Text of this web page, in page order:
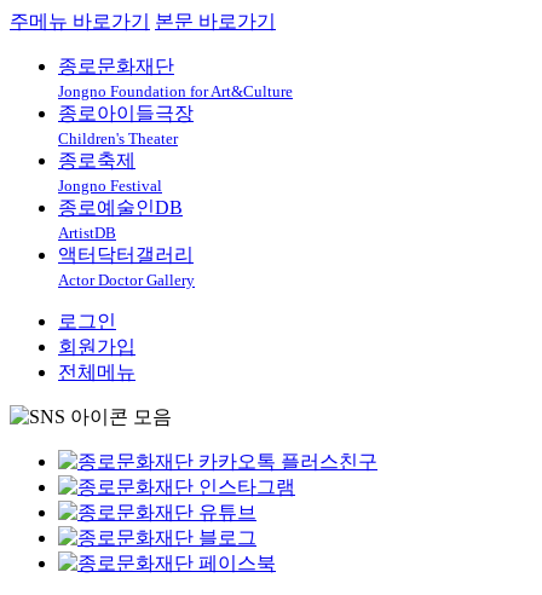
주메뉴 바로가기 본문 바로가기
종로문화재단
Jongno Foundation for Art&Culture
종로아이들극장
Children's Theater
종로축제
Jongno Festival
종로예술인DB
ArtistDB
액터닥터갤러리
Actor Doctor Gallery
로그인
회원가입
전체메뉴